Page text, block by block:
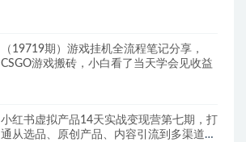
（19719期）游戏挂机全流程笔记分享，
CSGO游戏搬砖，小白看了当天学会见收益
小红书虚拟产品14天实战变现营第七期，打
通从选品、原创产品、内容引流到多渠道成